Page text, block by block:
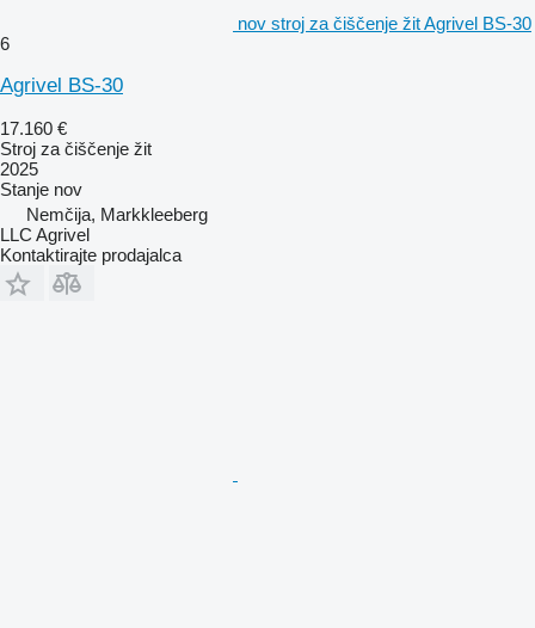
nov stroj za čiščenje žit Agrivel BS-30
6
Agrivel BS-30
17.160 €
Stroj za čiščenje žit
2025
Stanje nov
Nemčija, Markkleeberg
LLC Agrivel
Kontaktirajte prodajalca